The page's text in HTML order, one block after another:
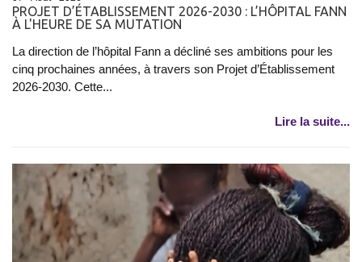
PROJET D’ÉTABLISSEMENT 2026-2030 : L’HÔPITAL FANN
À L'HEURE DE SA MUTATION
La direction de l’hôpital Fann a décliné ses ambitions pour les
cinq prochaines années, à travers son Projet d’Établissement
2026-2030. Cette...
Lire la suite...